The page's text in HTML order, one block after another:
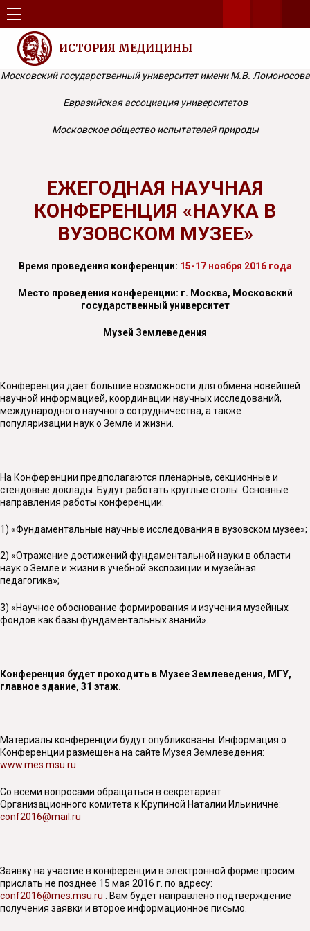
ИСТОРИЯ МЕДИЦИНЫ
Московский государственный университет имени М.В. Ломоносова
Евразийская ассоциация университетов
Московское общество испытателей природы
ЕЖЕГОДНАЯ НАУЧНАЯ
КОНФЕРЕНЦИЯ «НАУКА В
ВУЗОВСКОМ МУЗЕЕ»
Время проведения конференции: 15-17 ноября 2016 года
Место проведения конференции: г. Москва, Московский
государственный университет
Музей Землеведения
Конференция дает большие возможности для обмена новейшей
научной информацией, координации научных исследований,
международного научного сотрудничества, а также
популяризации наук о Земле и жизни.
На Конференции предполагаются пленарные, секционные и
стендовые доклады. Будут работать круглые столы. Основные
направления работы конференции:
1) «Фундаментальные научные исследования в вузовском музее»;
2) «Отражение достижений фундаментальной науки в области
наук о Земле и жизни в учебной экспозиции и музейная
педагогика»;
3) «Научное обоснование формирования и изучения музейных
фондов как базы фундаментальных знаний».
Конференция будет проходить в Музее Землеведения, МГУ,
главное здание, 31 этаж.
Материалы конференции будут опубликованы. Информация о
Конференции размещена на сайте Музея Землеведения:
www.mes.msu.ru
Со всеми вопросами обращаться в секретариат
Организационного комитета к Крупиной Наталии Ильиничне:
conf2016@mail.ru
Заявку на участие в конференции в электронной форме просим
прислать не позднее 15 мая 2016 г. по адресу:
conf2016@mes.msu.ru . Вам будет направлено подтверждение
получения заявки и второе информационное письмо.